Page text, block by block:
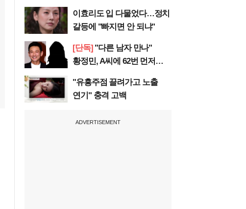
이효리도 입 다물었다…정치
갈등에 "빠지면 안 되냐"
[단독]"다른 남자 만나"
황정민, A씨에 62번 먼저
"유흥주점 끌려가고 노출
연기" 충격 고백
ADVERTISEMENT